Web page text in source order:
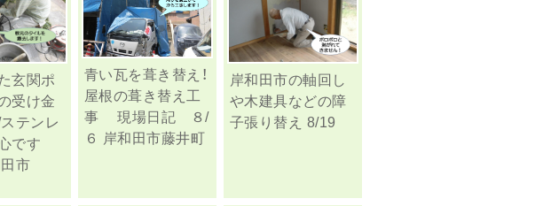
玄関ポ
受け金
テンレ
です
市
青い瓦を葺き替え！
屋根の葺き替え工
事 現場日記 ８/
６ 岸和田市藤井町
岸和田市の軸回し
や木建具などの障
子張り替え 8/19